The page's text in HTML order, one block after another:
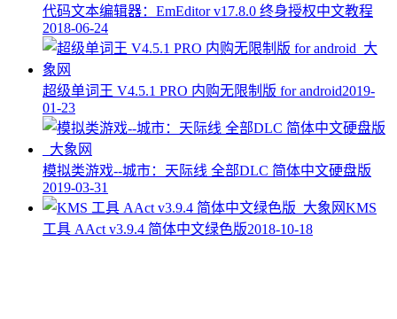
代码文本编辑器：EmEditor v17.8.0 终身授权中文教程
2018-06-24
超级单词王 V4.5.1 PRO 内购无限制版 for android2019-
01-23
模拟类游戏--城市：天际线 全部DLC 简体中文硬盘版
2019-03-31
KMS
工具 AAct v3.9.4 简体中文绿色版2018-10-18